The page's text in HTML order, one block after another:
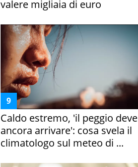
valere migliaia di euro
Caldo estremo, 'il peggio deve
ancora arrivare': cosa svela il
climatologo sul meteo di ...